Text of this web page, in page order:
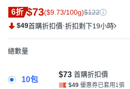
6折 $73($9.73/100g)$122
$49首購折扣價·折扣剩下19小時
總數量
10包
$73 首購折扣價
$49 優惠券已套用1張